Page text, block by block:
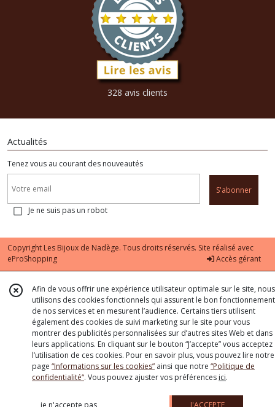
328 avis clients
Actualités
Tenez vous au courant des nouveautés
S'abonner
Je ne suis pas un robot
Copyright Les Bijoux de Nadège. Tous droits réservés. Site réalisé avec
eProShopping
Accès gérant
Afin de vous offrir une expérience utilisateur optimale sur le site, nous
utilisons des cookies fonctionnels qui assurent le bon fonctionnement
de nos services et en mesurent l’audience. Certains tiers utilisent
également des cookies de suivi marketing sur le site pour vous
montrer des publicités personnalisées sur d’autres sites Web et dans
leurs applications. En cliquant sur le bouton “J’accepte” vous acceptez
l’utilisation de ces cookies. Pour en savoir plus, vous pouvez lire notre
page “Informations sur les cookies” ainsi que notre “Politique de
confidentialité“. Vous pouvez ajuster vos préférences ici.
je n'accepte pas J'ACCEPTE